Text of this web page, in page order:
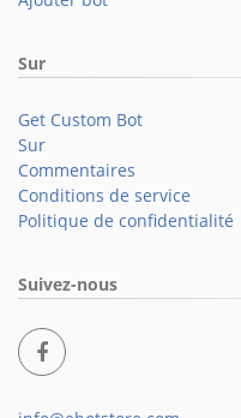
Sur
Get Custom Bot
Sur
Commentaires
Conditions de service
Politique de confidentialité
Suivez-nous